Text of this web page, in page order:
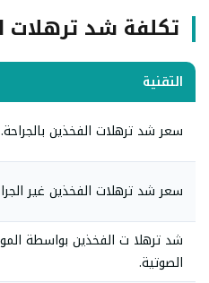
تكلفة شد ترهلات
التقنية
سعر شد ترهلات الفخذين بالجراحة.
سعر شد ترهلات الفخذين غير
شد ترهلا ت الفخذين بواسطة
الصوتية.